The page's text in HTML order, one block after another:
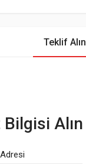
Teklif Alın
Alın